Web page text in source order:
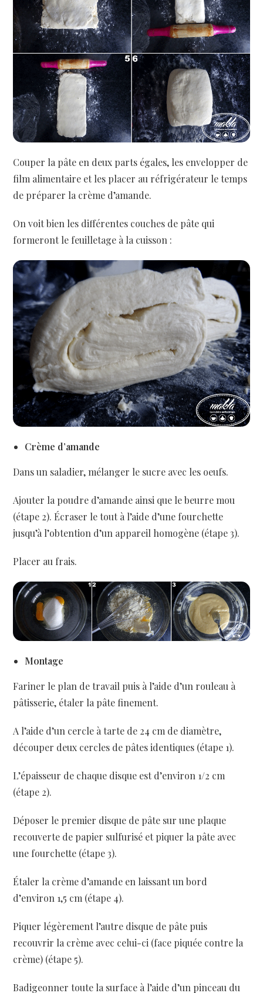
Couper la pâte en deux parts égales, les envelopper de
film alimentaire et les placer au réfrigérateur le temps
de préparer la crème d’amande.
On voit bien les différentes couches de pâte qui
formeront le feuilletage à la cuisson :
Crème d’amande
Dans un saladier, mélanger le sucre avec les oeufs.
Ajouter la poudre d’amande ainsi que le beurre mou
(étape 2). Écraser le tout à l’aide d’une fourchette
jusqu’à l’obtention d’un appareil homogène (étape 3).
Placer au frais.
Montage
Fariner le plan de travail puis à l’aide d’un rouleau à
pâtisserie, étaler la pâte finement.
A l’aide d’un cercle à tarte de 24 cm de diamètre,
découper deux cercles de pâtes identiques (étape 1).
L’épaisseur de chaque disque est d’environ 1/2 cm
(étape 2).
Déposer le premier disque de pâte sur une plaque
recouverte de papier sulfurisé et piquer la pâte avec
une fourchette (étape 3).
Étaler la crème d’amande en laissant un bord
d’environ 1,5 cm (étape 4).
Piquer légèrement l’autre disque de pâte puis
recouvrir la crème avec celui-ci (face piquée contre la
crème) (étape 5).
Badigeonner toute la surface à l’aide d’un pinceau du